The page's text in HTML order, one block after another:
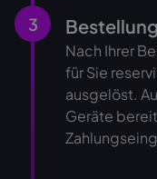
3
Nach Ihrer
für Sie
ausgelöst.
Geräte